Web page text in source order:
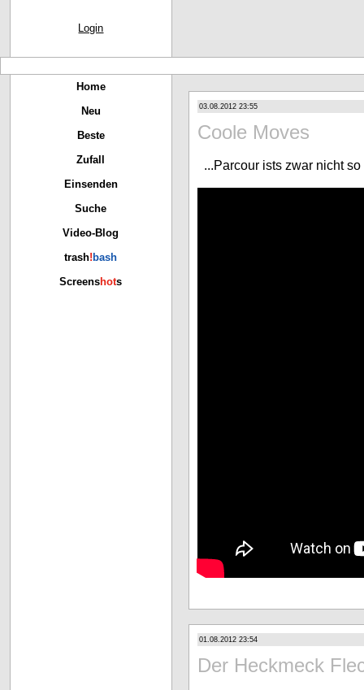
Login
Home
Neu
Beste
Zufall
Einsenden
Suche
Video-Blog
trash! bash
Screenshots
03.08.2012 23:55
Coole Moves
...Parcour ists zwar nicht
01.08.2012 23:54
Der Heckmeck